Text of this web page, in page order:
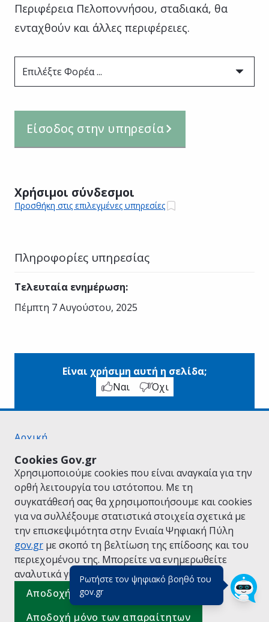
Ρωτήστε τον ψηφιακό βοηθό του
gov.gr(πάτησε για κλείσιμο)
Cookies Gov.gr
Χρησιμοποιούμε cookies που είναι αναγκαία για την
ορθή λειτουργία του ιστότοπου. Με τη
συγκατάθεσή σας θα χρησιμοποιήσουμε και cookies
για να συλλέξουμε στατιστικά στοιχεία σχετικά με
την επισκεψιμότητα στην Ενιαία Ψηφιακή Πύλη
gov.gr με σκοπό τη βελτίωση της επίδοσης και του
περιεχομένου της. Μπορείτε να ενημερωθείτε
αναλυτικά για την Πολιτική Cookies.
Αποδοχή όλων
Αποδοχή μόνο των απαραίτητων
Περιφέρεια Πελοποννήσου, σταδιακά, θα
ενταχθούν και άλλες περιφέρειες.
Επιλέξτε Φορέα ...
Είσοδος στην υπηρεσία
Χρήσιμοι σύνδεσμοι
Προσθήκη στις επιλεγμένες υπηρεσίες
Πληροφορίες υπηρεσίας
Τελευταία ενημέρωση:
Πέμπτη 7 Αυγούστου, 2025
Είναι χρήσιμη αυτή η σελίδα;
Ναι
Όχι
Αρχική
Όροι Χρήσης
Πολιτική Απορρήτου
Δήλωση προσβασιμότητας
Πολιτική cookies
Προτάσεις για το gov.gr
Υλοποίηση από το Υπουργείο Ψηφιακής
Διακυβέρνησης
Ελληνικά |Αγγλικά